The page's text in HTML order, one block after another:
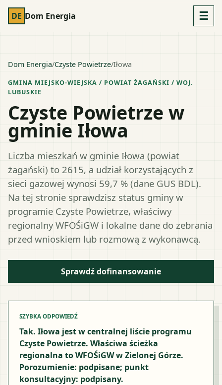
DE Dom Energia ☰
Dom Energia/Czyste Powietrze/Iłowa
GMINA MIEJSKO-WIEJSKA / POWIAT ŻAGAŃSKI / WOJ.
LUBUSKIE
Czyste Powietrze w
gminie Iłowa
Liczba mieszkań w gminie Iłowa (powiat
żagański) to 2615, a udział korzystających z
sieci gazowej wynosi 59,7 % (dane GUS BDL).
Na tej stronie sprawdzisz status gminy w
programie Czyste Powietrze, właściwy
regionalny WFOŚiGW i lokalne dane do zebrania
przed wnioskiem lub rozmową z wykonawcą.
Sprawdź dofinansowanie
SZYBKA ODPOWIEDŹ
Tak. Iłowa jest w centralnej liście programu
Czyste Powietrze. Właściwa ścieżka
regionalna to WFOŚiGW w Zielonej Górze.
Porozumienie: podpisane; punkt
konsultacyjny: podpisany.